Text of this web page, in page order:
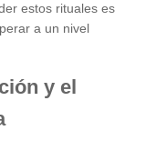
estos rituales es
a un nivel
y el